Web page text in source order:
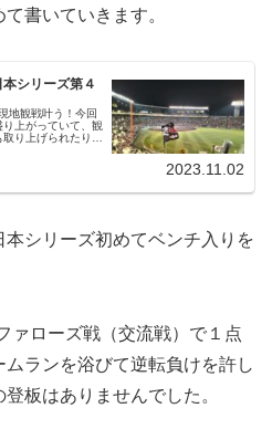
書いていきます。
シリーズ第４
地観戦叶う！今回
上がっていて、観
り上げられたり話
2023.11.02
シリーズ初めてベンチ入りを
ァローズ戦（交流戦）で１点
ランを浴びて逆転負けを許し
板はありませんでした。